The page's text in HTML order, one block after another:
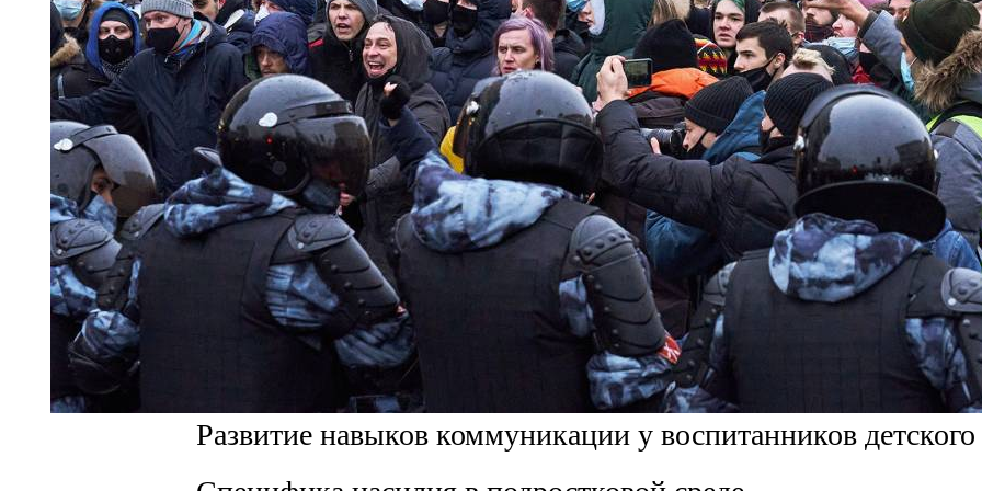
Развитие навыков коммуникации у воспитанников